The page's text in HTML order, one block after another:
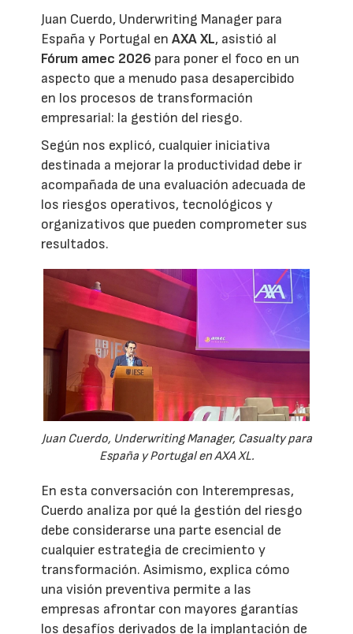
Juan Cuerdo, Underwriting Manager para
España y Portugal enAXA XL, asistió al
Fórum amec 2026 para poner el foco en un
aspecto que a menudo pasa desapercibido
en los procesos de transformación
empresarial: la gestión del riesgo.
Según nos explicó, cualquier iniciativa
destinada a mejorar la productividad debe ir
acompañada de una evaluación adecuada de
los riesgos operativos, tecnológicos y
organizativos que pueden comprometer sus
resultados.
Juan Cuerdo, Underwriting Manager, Casualty para
España y Portugal en AXA XL.
En esta conversación con Interempresas,
Cuerdo analiza por qué la gestión del riesgo
debe considerarse una parte esencial de
cualquier estrategia de crecimiento y
transformación. Asimismo, explica cómo
una visión preventiva permite a las
empresas afrontar con mayores garantías
los desafíos derivados de la implantación de